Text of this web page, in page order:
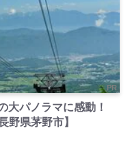
PR
大パノラマに感動！
野県茅野市】